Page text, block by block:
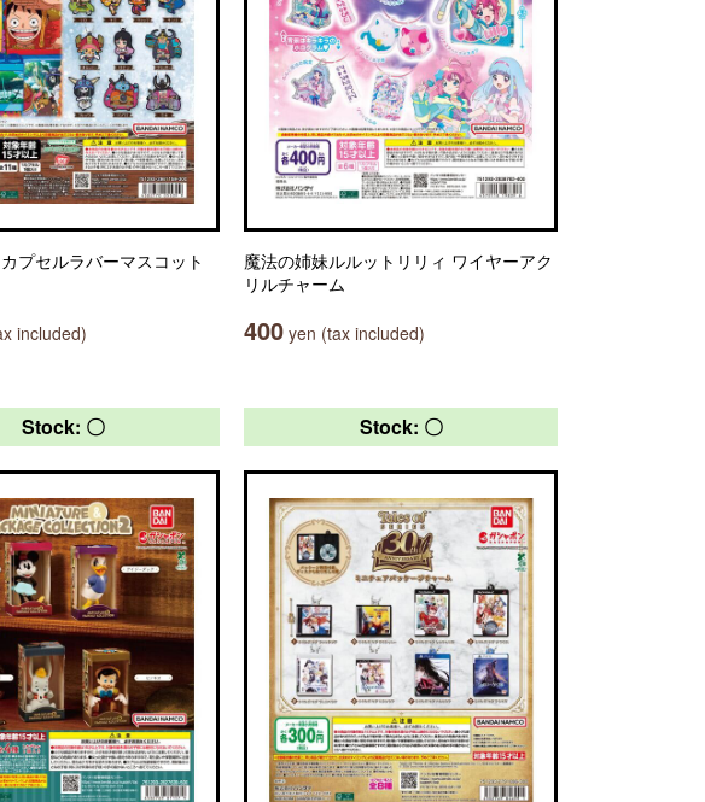
プセルラバーマスコット
included)
魔法の姉妹ルルットリリィ ワイヤーアク
リルチャーム
400 yen (tax included)
Stock: 〇 Stock: 〇